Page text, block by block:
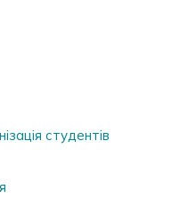
студентів